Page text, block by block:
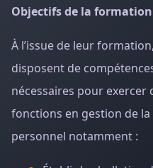
Objectifs de la
À l’issue de leur
disposent de
nécessaires pour exercer
fonctions en gestion de
personnel notamment :